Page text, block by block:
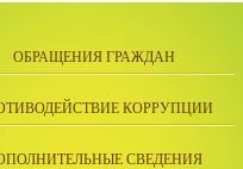
ОБРАЩЕНИЯ ГРАЖДАН
КОРРУПЦИИ
СВЕДЕНИЯ